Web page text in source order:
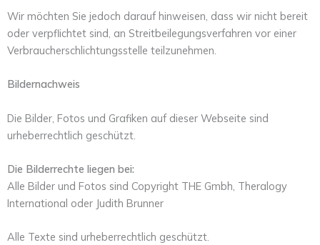
Wir möchten Sie jedoch darauf hinweisen, dass wir nicht bereit
oder verpflichtet sind, an Streitbeilegungsverfahren vor einer
Verbraucherschlichtungsstelle teilzunehmen.
Bildernachweis
Die Bilder, Fotos und Grafiken auf dieser Webseite sind
urheberrechtlich geschützt.
Die Bilderrechte liegen bei:
Alle Bilder und Fotos sind Copyright THE Gmbh, Theralogy
International oder Judith Brunner
Alle Texte sind urheberrechtlich geschützt.